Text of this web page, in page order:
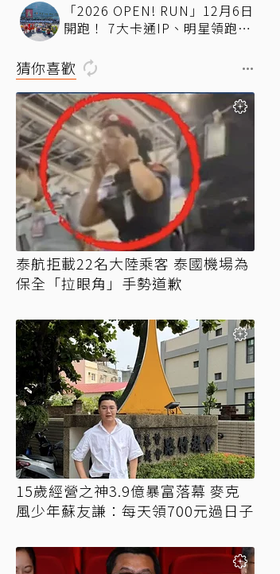
「2026 OPEN! RUN」12月6日
開跑！ 7大卡通IP、明星領跑熱
猜你喜歡
泰航拒載22名大陸乘客 泰國機場為
保全「拉眼角」手勢道歉
15歲經營之神3.9億暴富落幕 麥克
風少年蘇友謙：每天領700元過日子